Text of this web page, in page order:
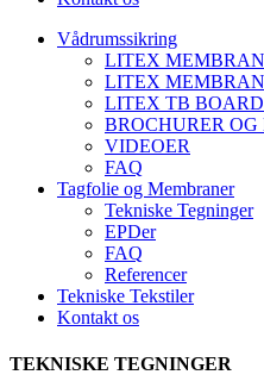
Vådrumssikring
LITEX
LITEX
LITEX TB
BROCHURER
VIDEOER
FAQ
Tagfolie og Membraner
Tekniske Tegninger
EPDer
FAQ
Referencer
Tekniske Tekstiler
Kontakt os
TEKNISKE TEGNINGER